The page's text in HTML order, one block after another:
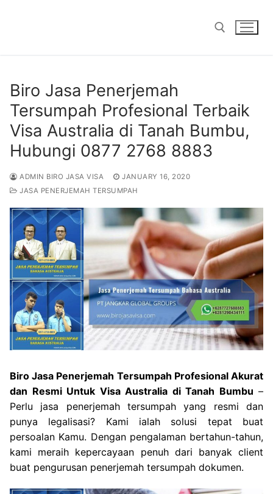
Biro Jasa Penerjemah
Tersumpah Profesional Terbaik
Visa Australia di Tanah Bumbu,
Hubungi 0877 2768 8883
ADMIN BIRO JASA VISA
JANUARY 16, 2020
JASA PENERJEMAH TERSUMPAH
Biro Jasa Penerjemah Tersumpah Profesional Akurat
dan Resmi Untuk Visa Australia di Tanah Bumbu –
Perlu jasa penerjemah tersumpah yang resmi dan
punya legalisasi? Kami ialah solusi tepat buat
persoalan Kamu. Dengan pengalaman bertahun-tahun,
kami meraih kepercayaan penuh dari banyak client
buat pengurusan penerjemah tersumpah dokumen.